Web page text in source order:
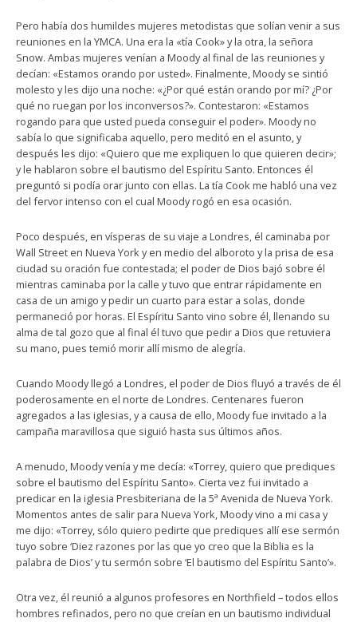
Pero había dos humildes mujeres metodistas que solían venir a sus
reuniones en la YMCA. Una era la «tía Cook» y la otra, la señora
Snow. Ambas mujeres venían a Moody al final de las reuniones y
decían: «Estamos orando por usted». Finalmente, Moody se sintió
molesto y les dijo una noche: «¿Por qué están orando por mí? ¿Por
qué no ruegan por los inconversos?». Contestaron: «Estamos
rogando para que usted pueda conseguir el poder». Moody no
sabía lo que significaba aquello, pero meditó en el asunto, y
después les dijo: «Quiero que me expliquen lo que quieren decir»;
y le hablaron sobre el bautismo del Espíritu Santo. Entonces él
preguntó si podía orar junto con ellas. La tía Cook me habló una vez
del fervor intenso con el cual Moody rogó en esa ocasión.
Poco después, en vísperas de su viaje a Londres, él caminaba por
Wall Street en Nueva York y en medio del alboroto y la prisa de esa
ciudad su oración fue contestada; el poder de Dios bajó sobre él
mientras caminaba por la calle y tuvo que entrar rápidamente en
casa de un amigo y pedir un cuarto para estar a solas, donde
permaneció por horas. El Espíritu Santo vino sobre él, llenando su
alma de tal gozo que al final él tuvo que pedir a Dios que retuviera
su mano, pues temió morir allí mismo de alegría.
Cuando Moody llegó a Londres, el poder de Dios fluyó a través de él
poderosamente en el norte de Londres. Centenares fueron
agregados a las iglesias, y a causa de ello, Moody fue invitado a la
campaña maravillosa que siguió hasta sus últimos años.
A menudo, Moody venía y me decía: «Torrey, quiero que prediques
sobre el bautismo del Espíritu Santo». Cierta vez fui invitado a
predicar en la iglesia Presbiteriana de la 5ª Avenida de Nueva York.
Momentos antes de salir para Nueva York, Moody vino a mi casa y
me dijo: «Torrey, sólo quiero pedirte que prediques allí ese sermón
tuyo sobre ‘Diez razones por las que yo creo que la Biblia es la
palabra de Dios’ y tu sermón sobre ‘El bautismo del Espíritu Santo’».
Otra vez, él reunió a algunos profesores en Northfield – todos ellos
hombres refinados, pero no que creían en un bautismo individual